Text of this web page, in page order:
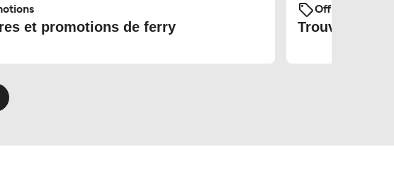
et promotions de ferry
Offres et
Trouvez les